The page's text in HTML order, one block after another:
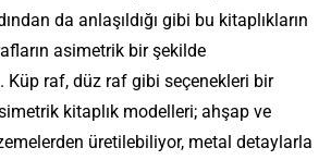
da anlaşıldığı gibi bu kitaplıkların
asimetrik bir şekilde
Küp raf, düz raf gibi seçenekleri bir
kitaplık modelleri; ahşap ve
üretilebiliyor, metal detaylarla